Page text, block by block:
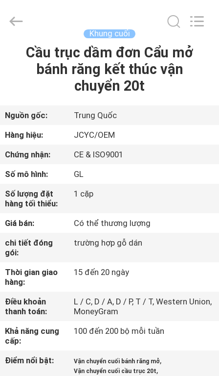
TRANG
SẢN
PHẨM
CHÚNG
TÔI
THAM
QUAN
MÁY
KIỂM
SOÁT
CHẤT
LƯỢNG
Crane
Machinery
Khung cuối
Cầu trục dầm đơn Cẩu mở
bánh răng kết thúc vận
chuyển 20t
Nguồn gốc:
Trung Quốc
Hàng hiệu:
JCYC/OEM
Chứng nhận:
CE & ISO9001
Số mô hình:
GL
Số lượng đặt
hàng tối thiểu:
1 cặp
Giá bán:
Có thể thương lượng
chi tiết đóng
gói:
trường hợp gỗ dán
Thời gian giao
hàng:
15 đến 20 ngày
Điều khoản
thanh toán:
L / C, D / A, D / P, T / T, Western Union,
MoneyGram
Khả năng cung
cấp:
100 đến 200 bộ mỗi tuần
Điểm nổi bật: Vận chuyển cuối bánh răng mở,
Vận chuyển cuối cầu trục 20t,